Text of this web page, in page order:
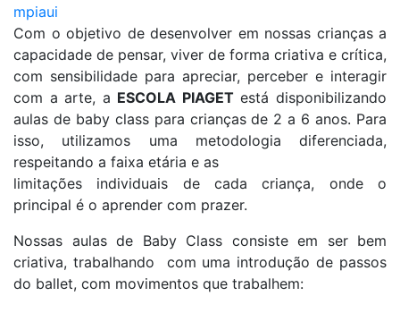
mpiaui
Com o objetivo de desenvolver em nossas crianças a
capacidade de pensar, viver de forma criativa e crítica,
com sensibilidade para apreciar, perceber e interagir
com a arte, a ESCOLA PIAGETestá disponibilizando
aulas de baby class para crianças de 2 a 6 anos. Para
isso, utilizamos uma metodologia diferenciada,
respeitando a faixa etária e as
limitações individuais de cada criança, onde o
principal é o aprender com prazer.
Nossas aulas de Baby Class consiste em ser bem
criativa, trabalhando com uma introdução de passos
do ballet, com movimentos que trabalhem: